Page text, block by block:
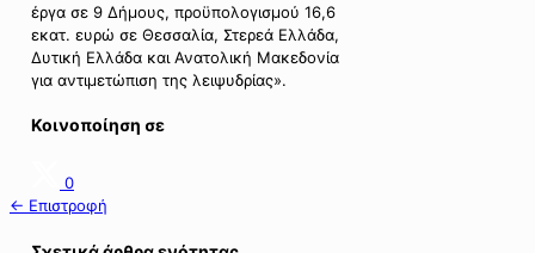
έργα σε 9 Δήμους, προϋπολογισμού 16,6
εκατ. ευρώ σε Θεσσαλία, Στερεά Ελλάδα,
Δυτική Ελλάδα και Ανατολική Μακεδονία
για αντιμετώπιση της λειψυδρίας».
Κοινοποίηση σε
0
← Επιστροφή